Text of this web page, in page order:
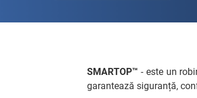
SMARTOP™ - este un
garantează siguranță,